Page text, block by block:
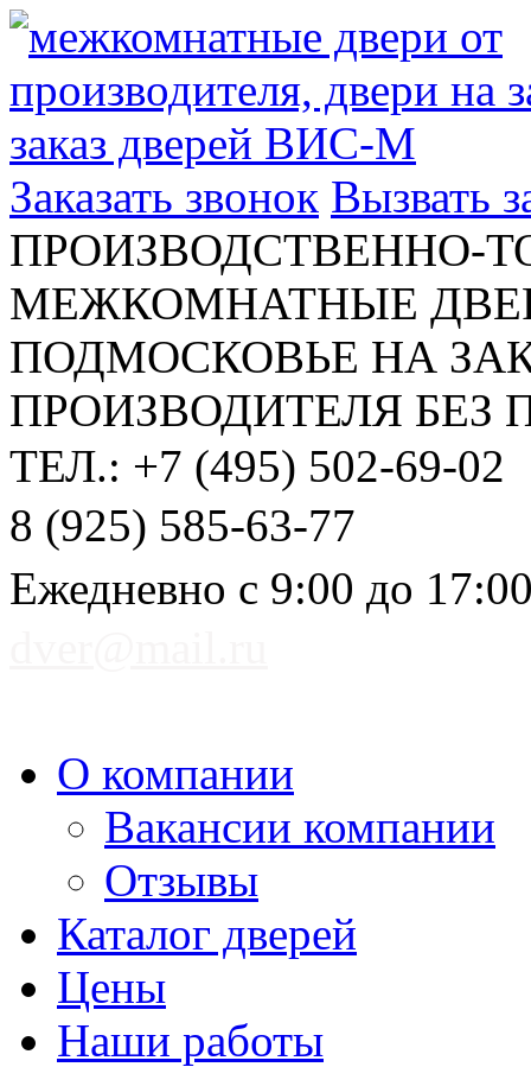
Заказать звонок Вызвать
ПРОИЗВОДСТВЕННО-
МЕЖКОМНАТНЫЕ
ПОДМОСКОВЬЕ НА
ПРОИЗВОДИТЕЛЯ БЕЗ
ТЕЛ.: +7 (495) 502-69-02
8 (925) 585-63-77
Ежедневно с 9:00 до
О компании
Вакансии компании
Отзывы
Каталог дверей
Цены
Наши работы